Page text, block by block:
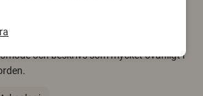
sko. Fyndet bär spår av romerskt
och beskrivs som mycket ovanligt i